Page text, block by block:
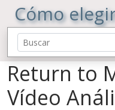
Cómo
Return to
Vídeo